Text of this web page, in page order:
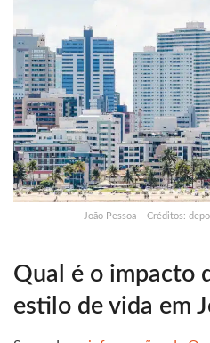
João Pessoa – Créditos:
Qual é o impacto
estilo de vida em